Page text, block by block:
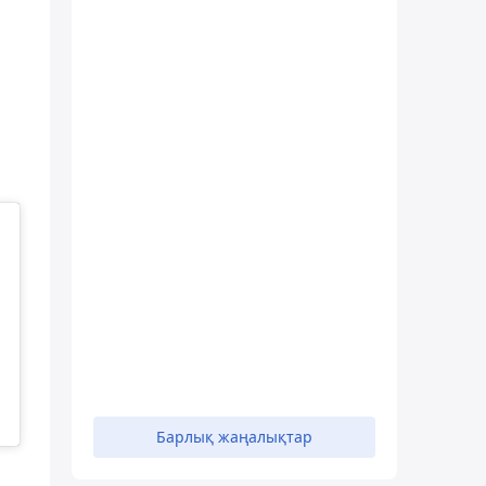
Барлық жаңалықтар